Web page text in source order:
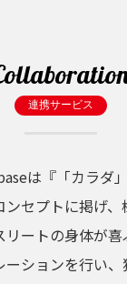
連携サービス
は『「カラダ
ンセプトに掲げ
リートの身体が
ションを行い